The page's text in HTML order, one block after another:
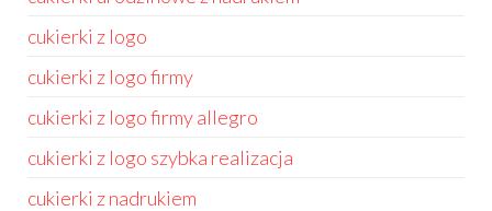
cukierki z logo
cukierki z logo firmy
cukierki z logo firmy allegro
cukierki z logo szybka realizacja
cukierki z nadrukiem